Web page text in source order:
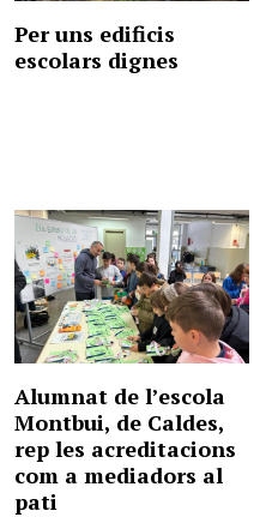
Per uns edificis
escolars dignes
Alumnat de l’escola
Montbui, de Caldes,
rep les acreditacions
com a mediadors al
pati